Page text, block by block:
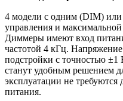
4 модели с одним (DIM)
управления и
Диммеры имеют вход
частотой 4 кГц.
подстройки с точностью
станут удобным решением
эксплуатации не
питания.